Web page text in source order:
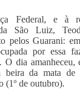
Federal, e à
São Luiz,
pelos Guarani:
por essa
O dia amanheceu,
beira da mata de
(1º de outubro).